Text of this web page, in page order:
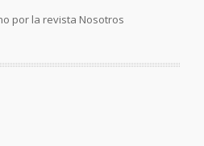
por la revista Nosotros